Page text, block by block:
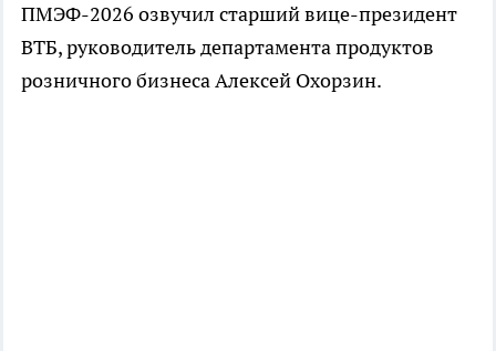
ПМЭФ-2026 озвучил старший вице-президент
ВТБ, руководитель департамента продуктов
розничного бизнеса Алексей Охорзин.